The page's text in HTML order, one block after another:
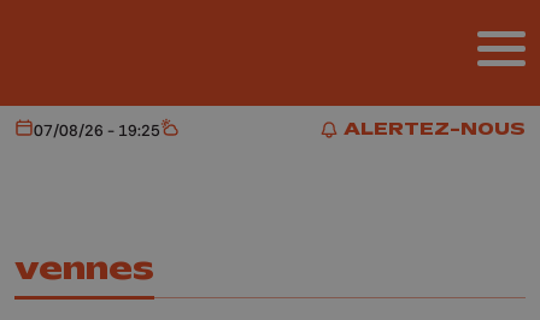
ALERTEZ-NOUS
ALERTEZ-NOUS
Aujourd'hui
07/08/26 - 19:25 Météo
vennes